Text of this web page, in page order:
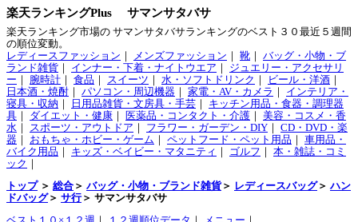
楽天ランキングPlus サマンサタバサ
楽天ランキング市場の サマンサタバサランキングのベスト３０最近５週間
の順位変動。
レディースファッション
メンズファッション 靴
バッグ・小物・ブ
ランド雑貨
インナー・下着・ナイトウエア
ジュエリー・アクセサリ
ー
腕時計 食品 スイーツ 水・ソフトドリンク ビール・洋酒
日本酒・焼酎
パソコン・周辺機器 家電・AV・カメラ
インテリア・
寝具・収納
日用品雑貨・文房具・手芸
キッチン用品・食器・調理器
具
ダイエット・健康 医薬品・コンタクト・介護
美容・コスメ・香
水
スポーツ・アウトドア フラワー・ガーデン・DIY
CD・DVD・楽
器
おもちゃ・ホビー・ゲーム ペットフード・ペット用品
車用品・
バイク用品
キッズ・ベイビー・マタニティ ゴルフ
本・雑誌・コミ
ック
トップ＞ 総合 ＞ バッグ・小物・ブランド雑貨＞ レディースバッグ＞ ハン
ドバッグ＞ サ行＞ サマンサタバサ